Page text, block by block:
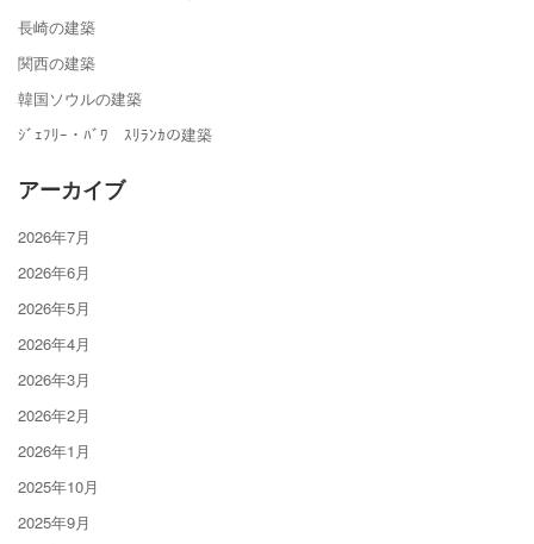
長崎の建築
関西の建築
韓国ソウルの建築
ｼﾞｪﾌﾘｰ・ﾊﾞﾜ ｽﾘﾗﾝｶの建築
アーカイブ
2026年7月
2026年6月
2026年5月
2026年4月
2026年3月
2026年2月
2026年1月
2025年10月
2025年9月